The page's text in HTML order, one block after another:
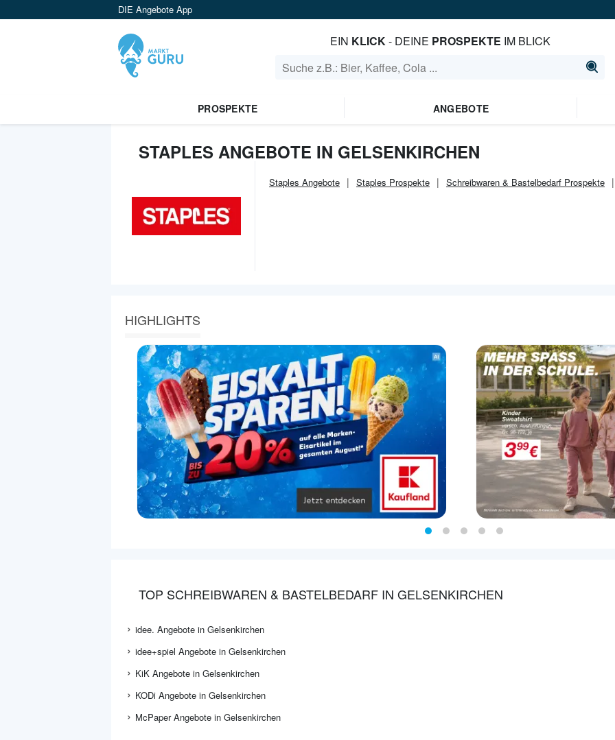
DIE Angebote App
EIN KLICK- DEINE PROSPEKTE IM BLICK
PROSPEKTE ANGEBOTE
STAPLES ANGEBOTE IN GELSENKIRCHEN
Staples Angebote Staples Prospekte Schreibwaren & Bastelbedarf Prospekte
HIGHLIGHTS
TOP SCHREIBWAREN & BASTELBEDARF IN GELSENKIRCHEN
idee. Angebote in Gelsenkirchen
idee+spiel Angebote in Gelsenkirchen
KiK Angebote in Gelsenkirchen
KODi Angebote in Gelsenkirchen
McPaper Angebote in Gelsenkirchen